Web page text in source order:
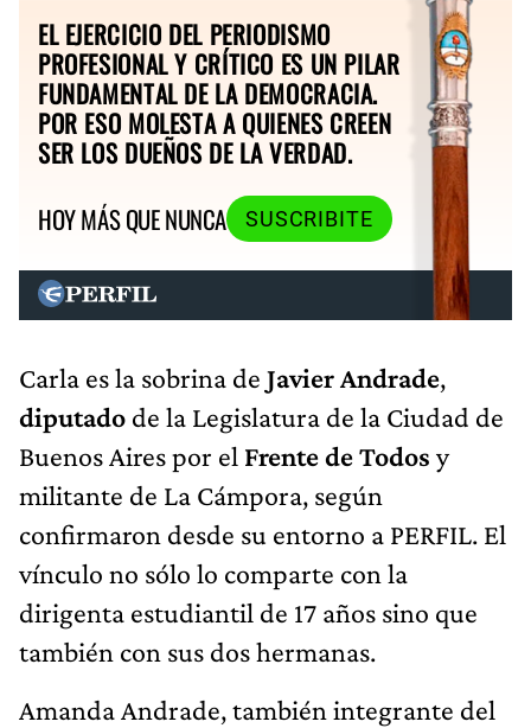
EL EJERCICIO DEL PERIODISMO
PROFESIONAL Y CRÍTICO ES UN PILAR
FUNDAMENTAL DE LA DEMOCRACIA.
POR ESO MOLESTA A QUIENES CREEN
SER LOS DUEÑOS DE LA VERDAD.
HOY MÁS QUE NUNCA
SUSCRIBITE
Carla es la sobrina de Javier Andrade,
diputado de la Legislatura de la Ciudad de
Buenos Aires por el Frente de Todos y
militante de La Cámpora, según
confirmaron desde su entorno a PERFIL. El
vínculo no sólo lo comparte con la
dirigenta estudiantil de 17 años sino que
también con sus dos hermanas.
Amanda Andrade, también integrante del